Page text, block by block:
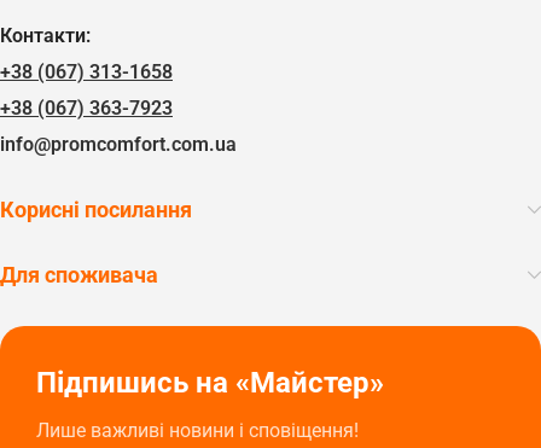
Контакти:
+38 (067) 313-1658
+38 (067) 363-7923
info@promcomfort.com.ua
Корисні посилання
Для споживача
Підпишись на «Майстер»
Лише важливі новини і сповіщення!